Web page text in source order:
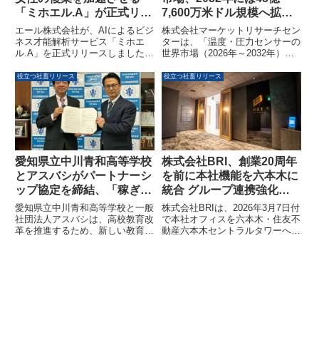
「ミホエル.A」が正式リリ
ース
エール株式会社が、AIによるビジ
ネス才能解析サービス「ミホエ
ル.A」を正式リリースしました。
な行動タイミングや意思決定ポイ
ントを提示し、女性の複業やキャ
リア形成を支援します。
7,600万米ドル規模へ拡大
予測
株式会社マーケットリサーチセン
ターは、「温度・圧力センサーの
世界市場（2026年～2032年）」
した。このレポートによると、世
界の温度・圧力センサー市場は
2025年の5億3,600万米ドルから
2032年には45億7,600万米ドルに
拡大し、年平均成長率（CAGR）
36.6%で成長すると予測されてい
ます。本レポートでは、市場規
模、動向、セグメント別予測（埋
め込み型、ねじ込み型）、主要企
業情報などが詳細に分析されてい
ます。
役立つ社畜リリース
愛知県立中川青和高等学校
とアスバシがパートナーシ
ップ協定を締結、「稼ぎな
がら学ぶ」アプレンティス
シップを本格導入
愛知県立中川青和高等学校と一般
社団法人アスバシは、高校教育改
革を推進するため、新しい教育の
役立つ社畜リリース
株式会社BRI、創業20周年
を前に本社機能を六本木に
統合 グループ連携強化と
次世代成長を目指す
株式会社BRIは、2026年3月7日付
で本社オフィスを六本木・住友不
動産六本木セントラルタワーへ移